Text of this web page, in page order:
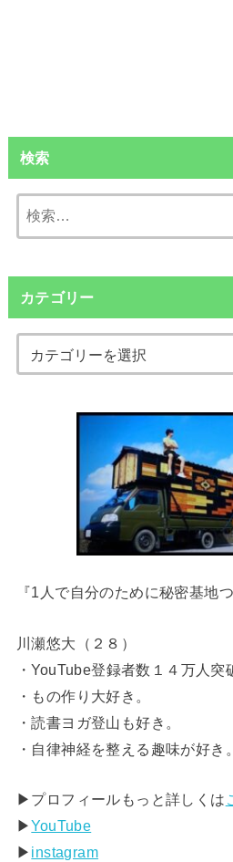
検索
索:
カテゴリー
『1人で自分のために秘密基地
川瀬悠大（２８）
・YouTube登録者数１４万人突
・もの作り大好き。
・読書ヨガ登山も好き。
・自律神経を整える趣味が好き。
▶︎プロフィールもっと詳しくは
▶︎YouTube
▶︎ instagram